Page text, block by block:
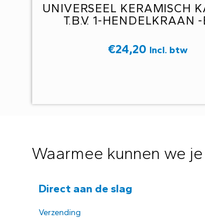
UNIVERSEEL KERAMISCH
T.B.V. 1-HENDELKRAAN
€24,20 Incl. btw
Waarmee kunnen we
Direct aan de slag
Verzending